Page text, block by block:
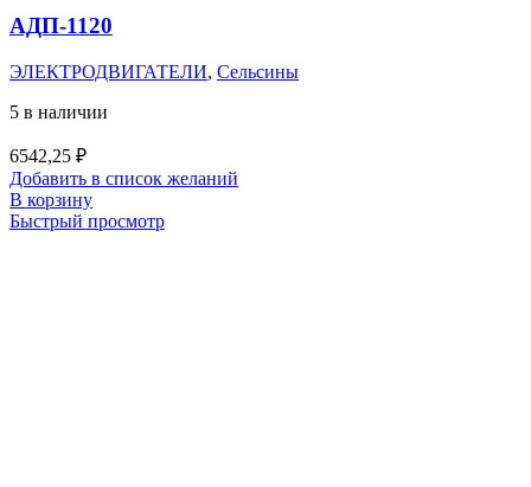
АДП-1120
ЭЛЕКТРОДВИГАТЕЛИ, Сельсины
5 в наличии
6542,25 ₽
Добавить в список желаний
В корзину
Быстрый просмотр